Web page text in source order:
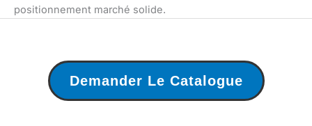
positionnement marché solide.
Demander Le Catalogue